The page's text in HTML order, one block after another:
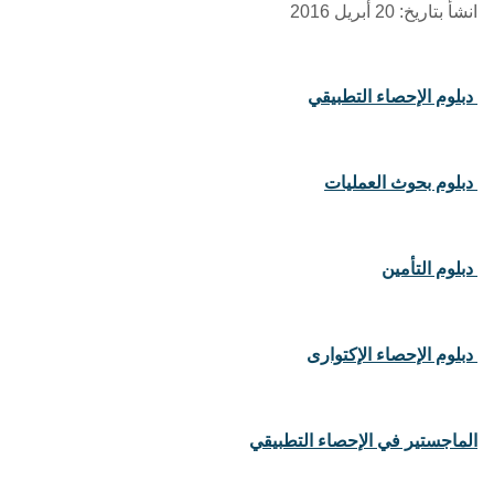
انشأ بتاريخ: 20 أبريل 2016
دبلوم الإحصاء التطبيقي
دبلوم بحوث العمليات
دبلوم التأمين
دبلوم الإحصاء الإكتوارى
الماجستير في الإحصاء التطبيقي